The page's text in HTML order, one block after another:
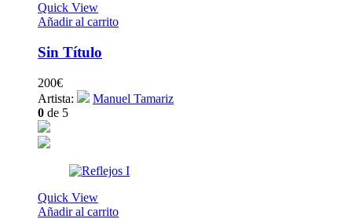
Quick View
Añadir al carrito
Sin Título
200€
Artista:
Manuel Tamariz
0 de 5
Quick View
Añadir al carrito